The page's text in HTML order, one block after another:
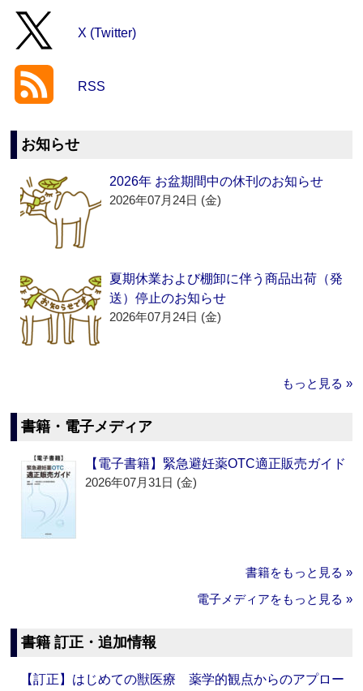
X (Twitter)
RSS
お知らせ
2026年 お盆期間中の休刊のお知らせ
2026年07月24日 (金)
夏期休業および棚卸に伴う商品出荷（発
送）停止のお知らせ
2026年07月24日 (金)
もっと見る »
書籍・電子メディア
【電子書籍】緊急避妊薬OTC適正販売ガイド
2026年07月31日 (金)
書籍をもっと見る »
電子メディアをもっと見る »
書籍 訂正・追加情報
【訂正】はじめての獣医療 薬学的観点からのアプロー